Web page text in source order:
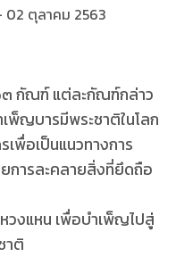
02 ตุลาคม 2563
๓ กัณฑ์ แต่ละกัณฑ์กล่าว
พ็ญบารมีพระชาติในโลก
พื่อเป็นแนวทางการ
การละคลายสิ่งที่ยึดถือ
วงแหน เพื่อบำเพ็ญไปสู่
าติ